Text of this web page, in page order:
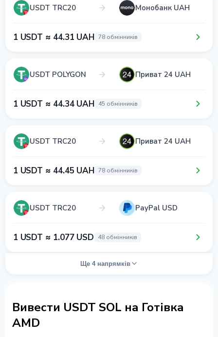
USDT TRC20 Монобанк UAH
1 USDT ≈ 44.31 UAH 78 обмінників
USDT POLYGON Приват 24 UAH
1 USDT ≈ 44.34 UAH 45 обмінників
USDT TRC20 Приват 24 UAH
1 USDT ≈ 44.45 UAH 78 обмінників
USDT TRC20 PayPal USD
1 USDT ≈ 1.077 USD 48 обмінників
Ще 4 напрямків
Вивести USDT SOL на Готівка
AMD